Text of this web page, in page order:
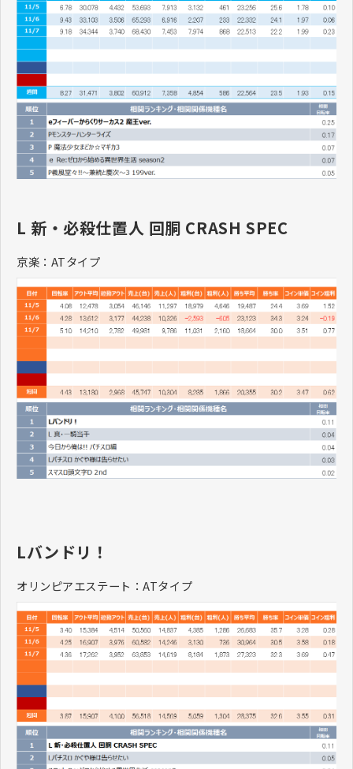
L 新・必殺仕置人 回胴 CRASH SPEC
京楽：ATタイプ
Lバンドリ！
オリンピアエステート：ATタイプ